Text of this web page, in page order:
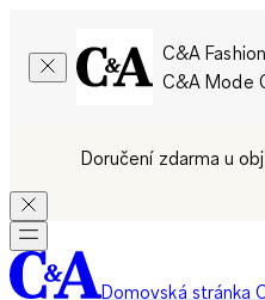
C&A
C&A Mode
Doručení zdarma u
Domovská stránka